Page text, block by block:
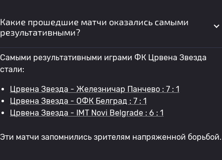
Какие прошедшие матчи оказались самыми
результативными?
Самыми результативными играми ФК Црвена Звезда
стали:
Црвена Звезда - Железничар Панчево : 7 : 1
Црвена Звезда - ОФК Белград : 7 : 1
Црвена Звезда - IMT Novi Belgrade : 6 : 1
Эти матчи запомнились зрителям напряженной борьбой.